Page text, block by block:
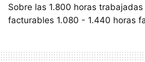
Sobre las 1.800 horas
facturables 1.080 - 1.440 horas